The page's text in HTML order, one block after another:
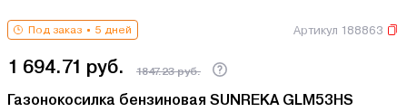
Под заказ 5 дней Артикул 188863
1 694.71 руб. 1847.23 руб.
Газонокосилка бензиновая SUNREKA GLM53HS